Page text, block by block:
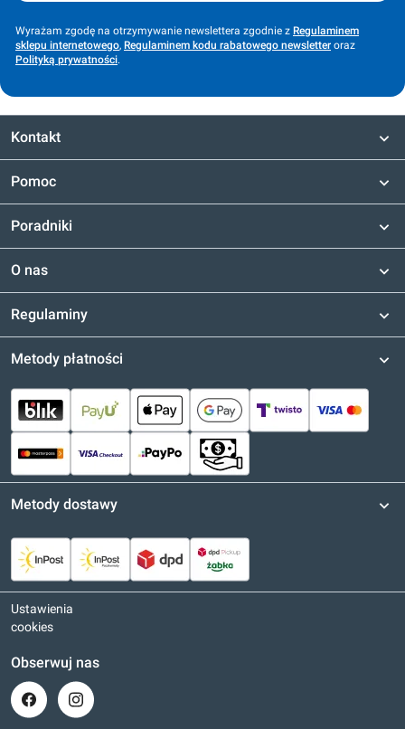
Wyrażam zgodę na otrzymywanie newslettera zgodnie z Regulaminem
sklepu internetowego, Regulaminem kodu rabatowego newsletter oraz
Polityką prywatności.
Kontakt
Pomoc
Poradniki
O nas
Regulaminy
Metody płatności
Metody dostawy
Ustawienia
cookies
Obserwuj nas